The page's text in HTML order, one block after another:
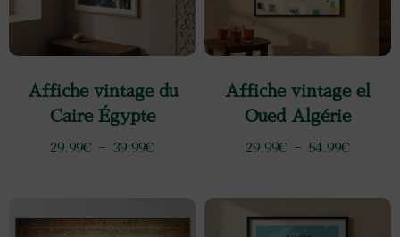
Affiche vintage du
Caire Égypte
29.99€ – 39.99€
Affiche vintage el
Oued Algérie
29.99€ – 54.99€